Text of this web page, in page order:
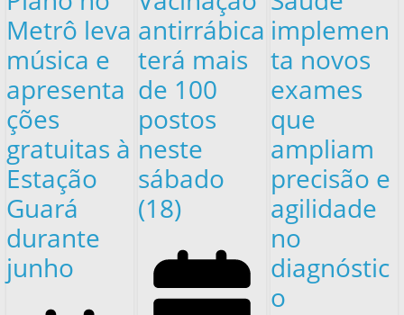
Metrô leva
música e
apresenta
ções
gratuitas à
Estação
Guará
durante
junho
antirrábica
terá mais
de 100
postos
neste
sábado
(18)
implemen
ta novos
exames
que
ampliam
precisão e
agilidade
no
diagnóstic
o